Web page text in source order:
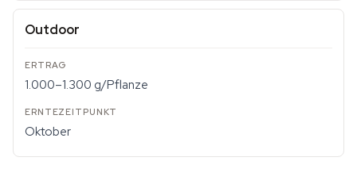
Outdoor
1.000–1.300 g/Pflanze
Oktober